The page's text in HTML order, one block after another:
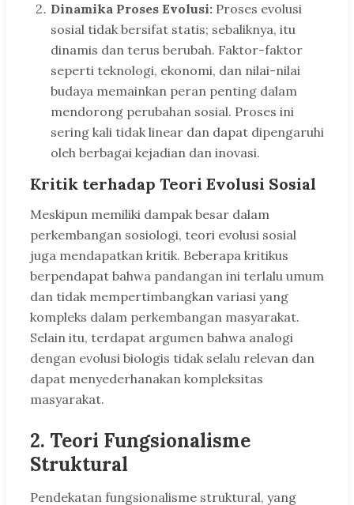
Dinamika Proses Evolusi: Proses evolusi
sosial tidak bersifat statis; sebaliknya, itu
dinamis dan terus berubah. Faktor-faktor
seperti teknologi, ekonomi, dan nilai-nilai
budaya memainkan peran penting dalam
mendorong perubahan sosial. Proses ini
sering kali tidak linear dan dapat dipengaruhi
oleh berbagai kejadian dan inovasi.
Kritik terhadap Teori Evolusi Sosial
Meskipun memiliki dampak besar dalam
perkembangan sosiologi, teori evolusi sosial
juga mendapatkan kritik. Beberapa kritikus
berpendapat bahwa pandangan ini terlalu umum
dan tidak mempertimbangkan variasi yang
kompleks dalam perkembangan masyarakat.
Selain itu, terdapat argumen bahwa analogi
dengan evolusi biologis tidak selalu relevan dan
dapat menyederhanakan kompleksitas
masyarakat.
2. Teori Fungsionalisme
Struktural
Pendekatan fungsionalisme struktural, yang